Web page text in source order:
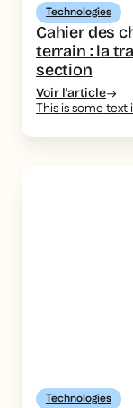
Technologies
Cahier des
terrain : la
section
Voir l'article
This is some text
Technologies